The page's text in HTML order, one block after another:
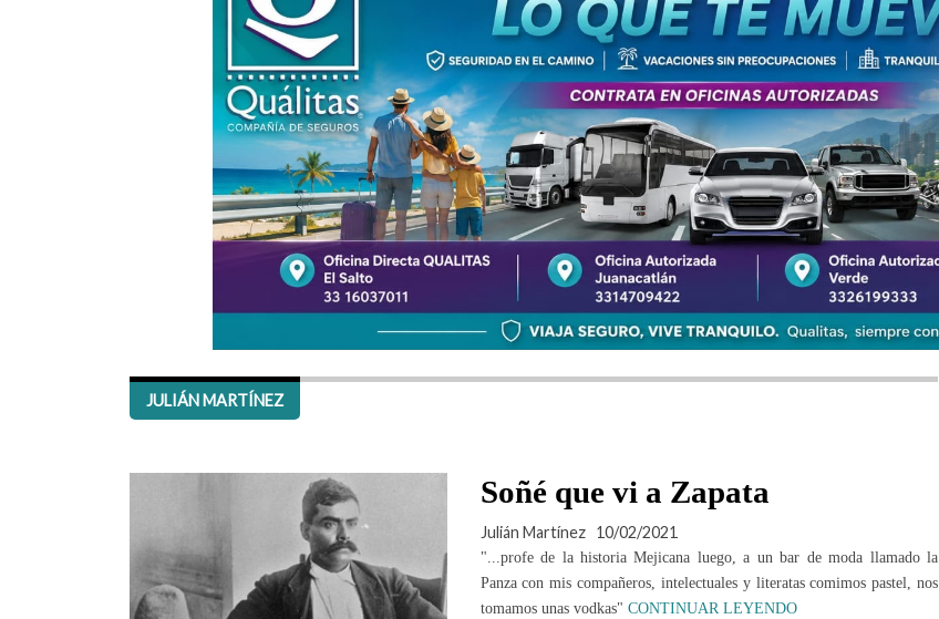
JULIÁN MARTÍNEZ
Soñé que vi a Zapata
Julián Martínez 10/02/2021
"...profe de la historia Mejicana luego, a un bar de moda llamado la
Panza con mis compañeros, intelectuales y literatas comimos pastel, nos
tomamos unas vodkas" CONTINUAR LEYENDO